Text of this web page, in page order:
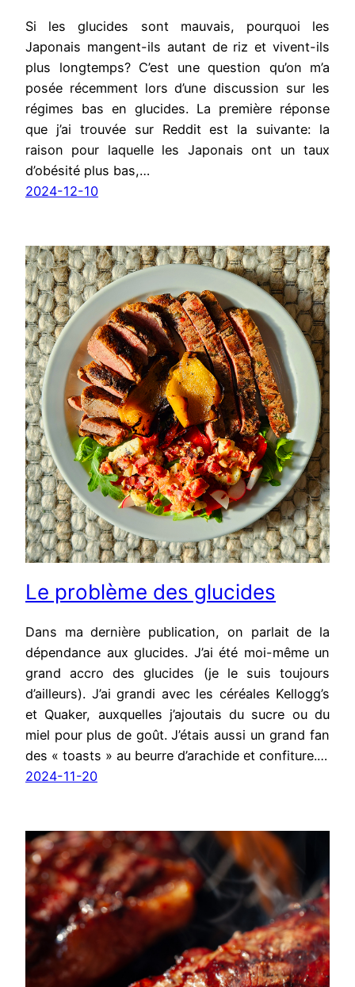
Si les glucides sont mauvais, pourquoi les
Japonais mangent-ils autant de riz et vivent-ils
plus longtemps? C’est une question qu’on m’a
posée récemment lors d’une discussion sur les
régimes bas en glucides. La première réponse
que j’ai trouvée sur Reddit est la suivante: la
raison pour laquelle les Japonais ont un taux
d’obésité plus bas,…
2024-12-10
Le problème des glucides
Dans ma dernière publication, on parlait de la
dépendance aux glucides. J’ai été moi-même un
grand accro des glucides (je le suis toujours
d’ailleurs). J’ai grandi avec les céréales Kellogg’s
et Quaker, auxquelles j’ajoutais du sucre ou du
miel pour plus de goût. J’étais aussi un grand fan
des « toasts » au beurre d’arachide et confiture.…
2024-11-20